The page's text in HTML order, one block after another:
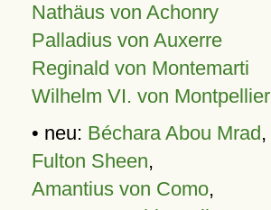
Nathäus von Achonry
Palladius von Auxerre
Reginald von Montemarti
Wilhelm VI. von Montpellier
• neu: Béchara Abou Mrad,
Fulton Sheen,
Amantius von Como,